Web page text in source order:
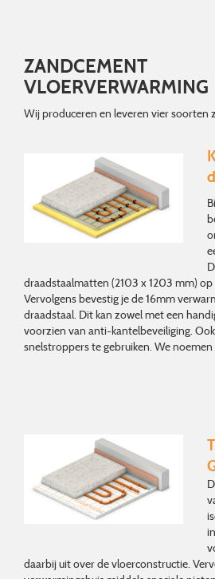
ZANDCEMENT
VLOERVERWARMING
Wij produceren en leveren vier soorten
draadstaalmatten (2103 x 1203 mm) op
Vervolgens bevestig je de 16mm
draadstaal. Dit kan zowel met een
voorzien van anti-kantelbeveiliging.
snelstroppers te gebruiken. We
daarbij uit over de vloerconstructie.